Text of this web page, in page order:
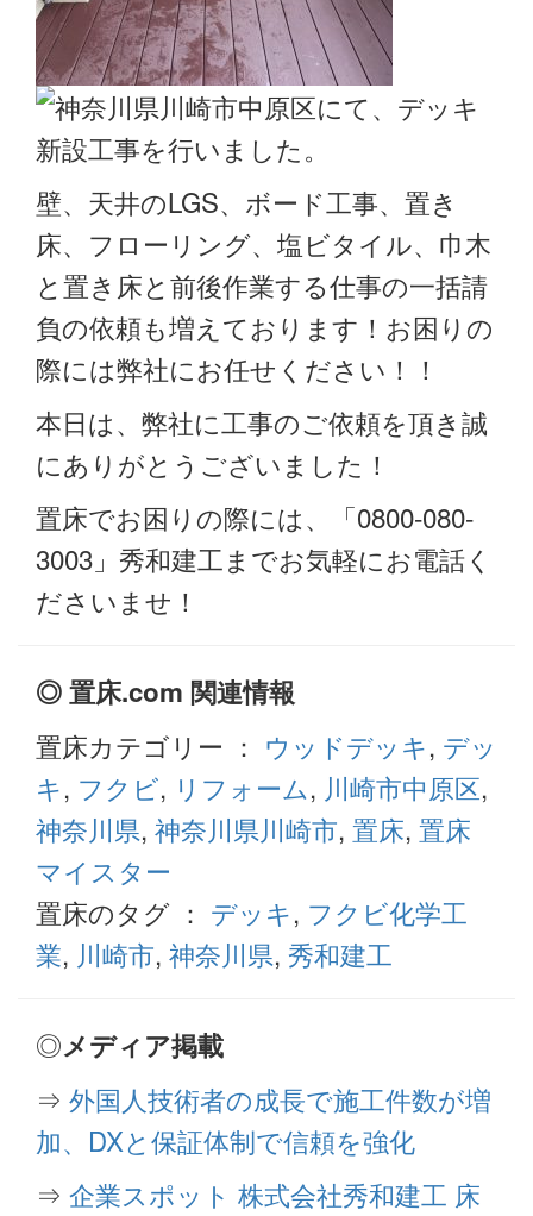
壁、天井のLGS、ボード工事、置き
床、フローリング、塩ビタイル、巾木
と置き床と前後作業する仕事の一括請
負の依頼も増えております！お困りの
際には弊社にお任せください！！
本日は、弊社に工事のご依頼を頂き誠
にありがとうございました！
置床でお困りの際には、「0800-080-
3003」秀和建工までお気軽にお電話く
ださいませ！
◎ 置床.com 関連情報
置床カテゴリー ： ウッドデッキ, デッ
キ, フクビ, リフォーム, 川崎市中原区,
神奈川県, 神奈川県川崎市, 置床, 置床
マイスター
置床のタグ ： デッキ, フクビ化学工
業, 川崎市, 神奈川県, 秀和建工
◎メディア掲載
⇒ 外国人技術者の成長で施工件数が増
加、DXと保証体制で信頼を強化
⇒ 企業スポット 株式会社秀和建工 床